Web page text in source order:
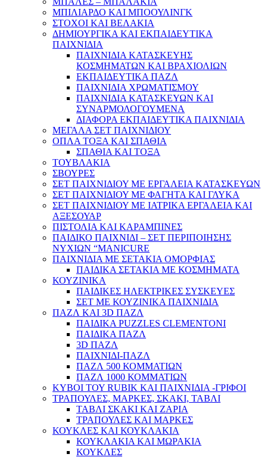
ΜΠΙΛΙΑΡΔΟ ΚΑΙ ΜΠΟΟΥΛΙΝΓΚ
ΣΤΟΧΟΙ ΚΑΙ ΒΕΛΑΚΙΑ
ΔΗΜΙΟΥΡΓΙΚΑ ΚΑΙ ΕΚΠΑΙΔΕΥΤΙΚΑ
ΠΑΙΧΝΙΔΙΑ
ΠΑΙΧΝΙΔΙΑ ΚΑΤΑΣΚΕΥΗΣ
ΚΟΣΜΗΜΑΤΩΝ ΚΑΙ ΒΡΑΧΙΟΛΙΩΝ
ΕΚΠΑΙΔΕΥΤΙΚΑ ΠΑΖΛ
ΠΑΙΧΝΙΔΙΑ ΧΡΩΜΑΤΙΣΜΟΥ
ΠΑΙΧΝΙΔΙΑ ΚΑΤΑΣΚΕΥΩΝ ΚΑΙ
ΣΥΝΑΡΜΟΛΟΓΟΥΜΕΝΑ
ΔΙΑΦΟΡΑ ΕΚΠΑΙΔΕΥΤΙΚΑ ΠΑΙΧΝΙΔΙΑ
ΜΕΓΑΛΑ ΣΕΤ ΠΑΙΧΝΙΔΙΟΥ
ΟΠΛΑ ΤΟΞΑ ΚΑΙ ΣΠΑΘΙΑ
ΣΠΑΘΙΑ ΚΑΙ ΤΟΞΑ
ΤΟΥΒΛΑΚΙΑ
ΣΒΟΥΡΕΣ
ΣΕΤ ΠΑΙΧΝΙΔΙΟΥ ΜΕ ΕΡΓΑΛΕΙΑ ΚΑΤΑΣΚΕΥΩΝ
ΣΕΤ ΠΑΙΧΝΙΔΙΟΥ ΜΕ ΦΑΓΗΤΑ ΚΑΙ ΓΛΥΚΑ
ΣΕΤ ΠΑΙΧΝΙΔΙΟΥ ΜΕ ΙΑΤΡΙΚΑ ΕΡΓΑΛΕΙΑ ΚΑΙ
ΑΞΕΣΟΥΑΡ
ΠΙΣΤΟΛΙΑ ΚΑΙ ΚΑΡΑΜΠΙΝΕΣ
ΠΑΙΔΙΚΟ ΠΑΙΧΝΙΔΙ – ΣΕΤ ΠΕΡΙΠΟΙΗΣΗΣ
ΝΥΧΙΩΝ “MANICURE
ΠΑΙΧΝΙΔΙΑ ΜΕ ΣΕΤΑΚΙΑ ΟΜΟΡΦΙΑΣ
ΠΑΙΔΙΚΑ ΣΕΤΑΚΙΑ ΜΕ ΚΟΣΜΗΜΑΤΑ
ΚΟΥΖΙΝΙΚΑ
ΠΑΙΔΙΚΕΣ ΗΛΕΚΤΡΙΚΕΣ ΣΥΣΚΕΥΕΣ
ΣΕΤ ΜΕ ΚΟΥΖΙΝΙΚΑ ΠΑΙΧΝΙΔΙΑ
ΠΑΖΛ ΚΑΙ 3D ΠΑΖΛ
ΠΑΙΔΙΚΑ PUZZLES CLEMENTONI
ΠΑΙΔΙΚΑ ΠΑΖΛ
3D ΠΑΖΛ
ΠΑΙΧΝΙΔΙ-ΠΑΖΛ
ΠΑΖΛ 500 ΚΟΜΜΑΤΙΩΝ
ΠΑΖΛ 1000 ΚΟΜΜΑΤΙΩΝ
ΚΥΒΟΙ ΤΟΥ RUBIK ΚΑΙ ΠΑΙΧΝΙΔΙΑ -ΓΡΙΦΟΙ
ΤΡΑΠΟΥΛΕΣ, ΜΑΡΚΕΣ, ΣΚΑΚΙ, ΤΑΒΛΙ
ΤΑΒΛΙ ΣΚΑΚΙ ΚΑΙ ΖΑΡΙΑ
ΤΡΑΠΟΥΛΕΣ ΚΑΙ ΜΑΡΚΕΣ
ΚΟΥΚΛΕΣ ΚΑΙ ΚΟΥΚΛΑΚΙΑ
ΚΟΥΚΛΑΚΙΑ ΚΑΙ ΜΩΡΑΚΙΑ
ΚΟΥΚΛΕΣ